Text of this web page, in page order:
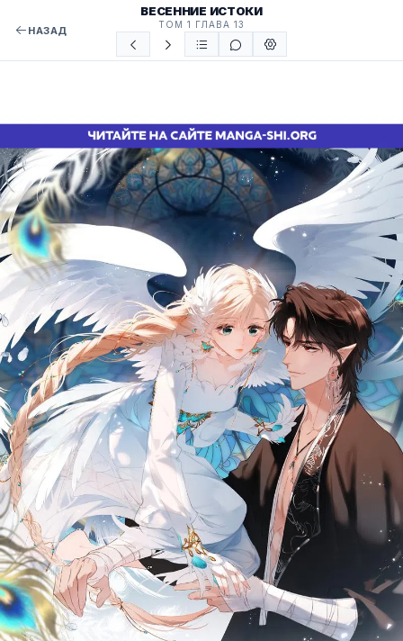
НАЗАД
ВЕСЕННИЕ ИСТОКИ
ТОМ 1 ГЛАВА 13